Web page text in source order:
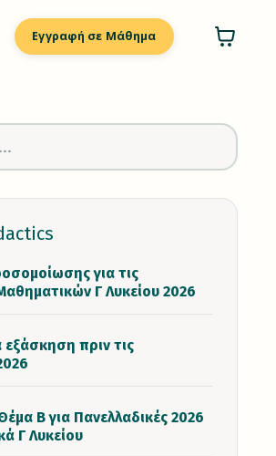
Εγγραφή σε Μάθημα
για τις
Γ Λυκείου 2026
πριν τις
Β για Πανελλαδικές 2026
Γ Λυκείου